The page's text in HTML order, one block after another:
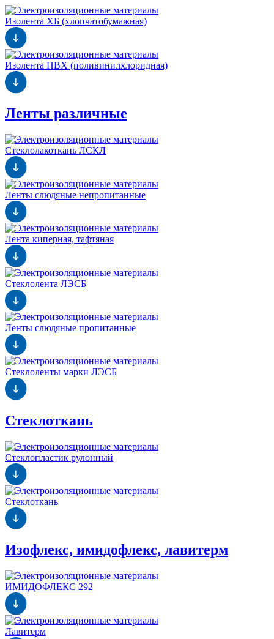
Изолента ХБ (хлопчатобумажная)
Изолента ПВХ (поливинилхлоридная)
Ленты различные
Стеклолакоткань ЛСКЛ
Ленты слюдяные непропитанные
Лента киперная, тафтяная
Стеклолента ЛЭСБ
Ленты слюдяные пропитанные
Стеклоленты марки ЛЭСБ
Стеклоткань
Стеклопластик рулонный
Стеклоткань
Изофлекс, имидофлекс, лавитерм
ИМИДОФЛЕКС 292
Лавитерм